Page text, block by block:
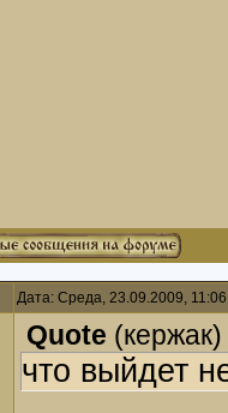
Дата: Среда, 23.09.2009,
Quote (кержак)
что выйдет